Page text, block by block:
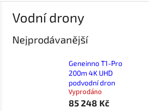
Vodní drony
Nejprodávanější
Geneinno T1-Pro
200m 4K UHD
podvodní dron
Vyprodáno
85 248 Kč